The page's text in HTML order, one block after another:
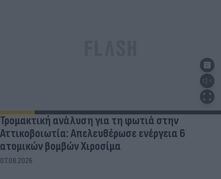
Τρομακτική ανάλυση για τη φωτιά στην
Αττικοβοιωτία: Απελευθέρωσε ενέργεια 6
ατομικών βομβών Χιροσίμα
07.08.2026